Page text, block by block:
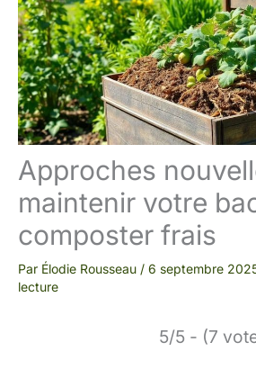
Approches
maintenir votre
composter frais
Par Élodie Rousseau / 6 septembre
lecture
5/5 - (7